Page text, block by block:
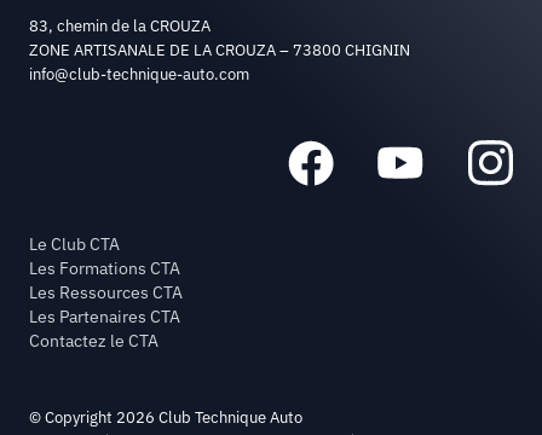
83, chemin de la CROUZA
ZONE ARTISANALE DE LA CROUZA – 73800 CHIGNIN
info@club-technique-auto.com
Le Club CTA
Les Formations CTA
Les Ressources CTA
Les Partenaires CTA
Contactez le CTA
© Copyright 2026 Club Technique Auto